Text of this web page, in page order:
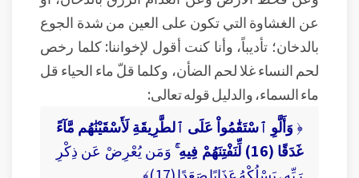
عن الغشاوة التي تكون على العين من شدة الجوع
بالدخان؛ تأديباً، وأنا كنت أقول لإخواننا: كلما رخص
لحم النساء غلا لحم الضأن، وكلما قلّ ماء الحياء قل
ماء السماء، والدليل قوله تعالى:
﴿وَأَلَّوِ ٱسْتَقَٰمُواْ عَلَى ٱلطَّرِيقَةِ لَأَسْقَيْنَٰهُم مَّآءً
غَدَقًا (16) لِّنَفْتِنَهُمْ فِيهِ ۚ
وَمَن يُعْرِضْ عَن ذِكْرِ